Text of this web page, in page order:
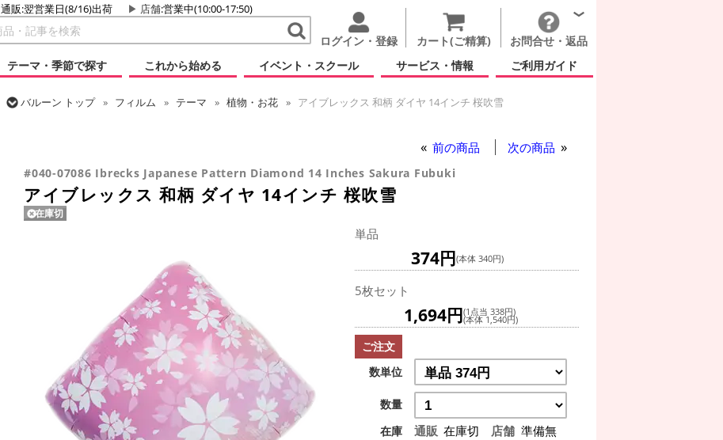
通販:翌営業日(8/16)出荷 店舗:営業中(10:00-17:50)
ログイン・登録 カート(ご精算)
お問合せ・返品
テーマ・季節で探す
これから始める イベント・スクール サービス・情報 ご利用ガイド
バルーン トップ フィルム テーマ 植物・お花
アイブレックス 和柄 ダイヤ 14インチ 桜吹雪
前の商品 次の商品
#040-07086 Ibrecks Japanese Pattern Diamond 14 Inches Sakura Fubuki
アイブレックス 和柄 ダイヤ 14インチ 桜吹雪
在庫切
単品
374円(本体 340円)
5枚セット
1,694円(1点当 338円)
(本体 1,540円)
ご注文
数単位
数量
在庫
通販 在庫切 店舗 準備無